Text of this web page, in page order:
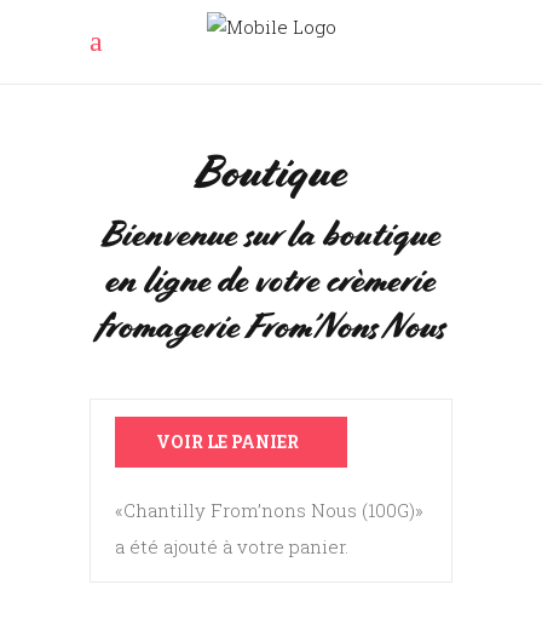
Boutique
Bienvenue sur la boutique
en ligne de votre crèmerie
fromagerie From’Nons Nous
VOIR LE PANIER
«Chantilly From’nons Nous (100G)»
a été ajouté à votre panier.